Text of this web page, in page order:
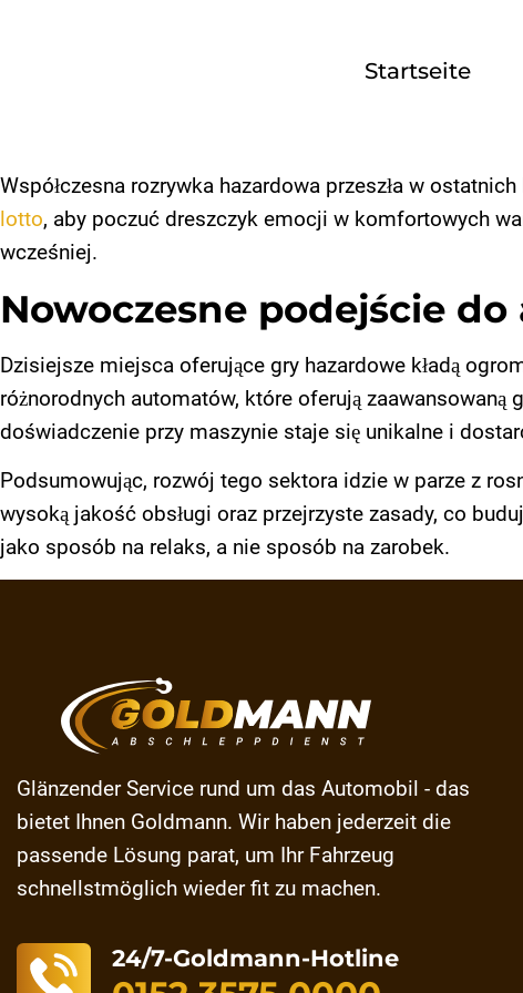
Startseite
Współczesna rozrywka hazardowa przeszła w
lotto, aby poczuć dreszczyk emocji w komfortowych
wcześniej.
Nowoczesne podejście
Dzisiejsze miejsca oferujące gry hazardowe kładą
różnorodnych automatów, które oferują
doświadczenie przy maszynie staje się unikalne i
Podsumowując, rozwój tego sektora idzie w parze z
wysoką jakość obsługi oraz przejrzyste zasady, co
jako sposób na relaks, a nie sposób na zarobek.
Glänzender Service rund um das Automobil - das
bietet Ihnen Goldmann. Wir haben jederzeit die
passende Lösung parat, um Ihr Fahrzeug
schnellstmöglich wieder fit zu machen.
24/7-Goldmann-Hotline
Unser
Service
Kontakt
Impressum